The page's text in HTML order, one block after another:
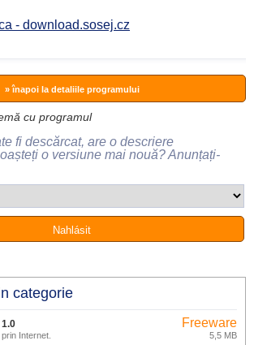
- download.sosej.cz
» înapoi la detaliile programului
cu programul
fi descărcat, are o descriere
o versiune mai nouă? Anunțați-
categorie
Internet.
Freeware
5,5 MB